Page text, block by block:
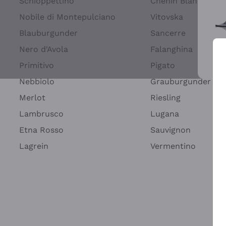
Nobile di Montepulciano
Blauburgunder
Nero d'Avola
Primitivo
Nebbiolo
Merlot
Lambrusco
Etna Rosso
Lagrein
Vitovska
Sancerre
Falanghina
Pigato
Grauburgunder
Riesling
Lugana
Sauvignon
Vermentino